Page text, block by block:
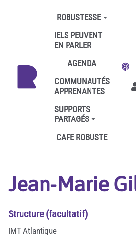
Aller au contenu principal
ROBUSTESSE
IELS PEUVENT
EN PARLER
AGENDA
COMMUNAUTÉS
APPRENANTES
SUPPORTS
PARTAGÉS
CAFE ROBUSTE
Jean-Marie
Structure (facultatif)
IMT Atlantique